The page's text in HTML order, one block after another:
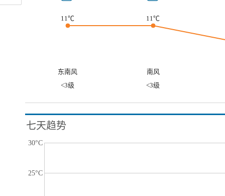
11℃ 11℃
东南风
南风
<3级
<3级
七天趋势
30°C
25°C